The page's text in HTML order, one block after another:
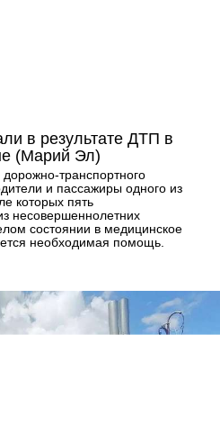
в результате ДТП в
(Марий Эл)
транспортного
и пассажиры одного из
которых пять
несовершеннолетних
состоянии в медицинское
необходимая помощь.